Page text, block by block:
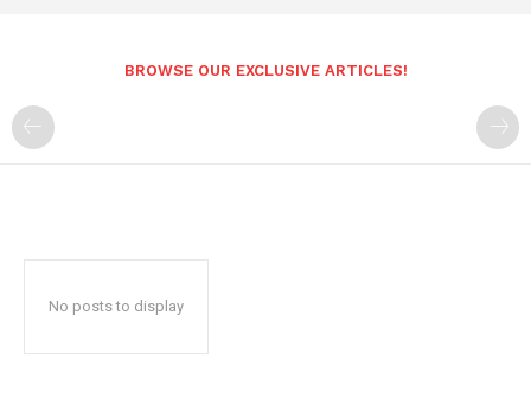
BROWSE OUR EXCLUSIVE ARTICLES!
No posts to display